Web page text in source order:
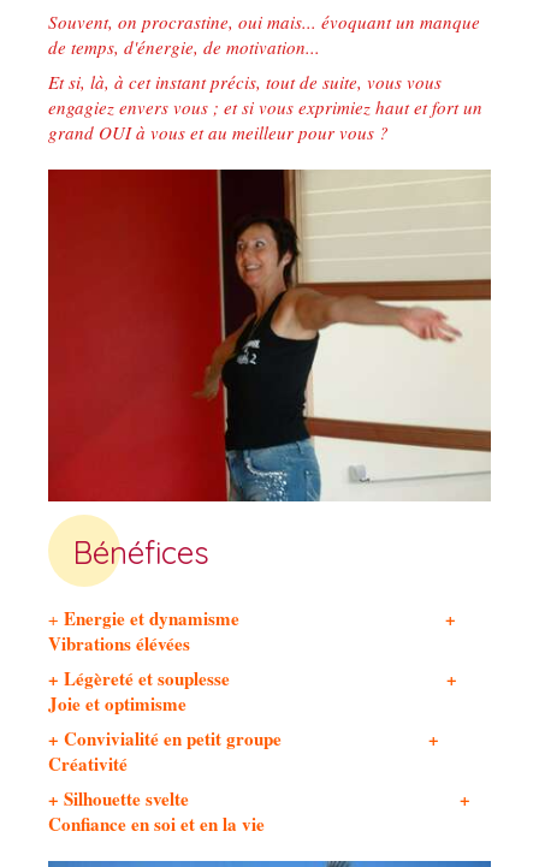
Souvent, on procrastine, oui mais... évoquant un manque
de temps, d'énergie, de motivation...
Et si, là, à cet instant précis, tout de suite, vous vous
engagiez envers vous ; et si vous exprimiez haut et fort un
grand OUI à vous et au meilleur pour vous ?
Bénéfices
+ Energie et dynamisme +
Vibrations élévées
+ Légèreté et souplesse +
Joie et optimisme
+ Convivialité en petit groupe +
Créativité
+ Silhouette svelte +
Confiance en soi et en la vie